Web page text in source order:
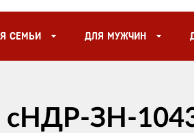
СЕМЬИ ДЛЯ МУЖЧИН
сНДР-ЗН-